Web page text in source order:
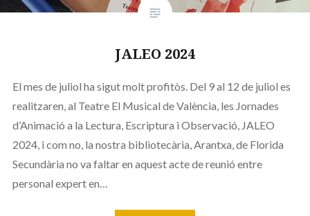
JALEO 2024
El mes de juliol ha sigut molt profitòs. Del 9 al 12 de juliol es
realitzaren, al Teatre El Musical de València, les Jornades
d’Animació a la Lectura, Escriptura i Observació, JALEO
2024, i com no, la nostra bibliotecària, Arantxa, de Florida
Secundària no va faltar en aquest acte de reunió entre
personal expert en…